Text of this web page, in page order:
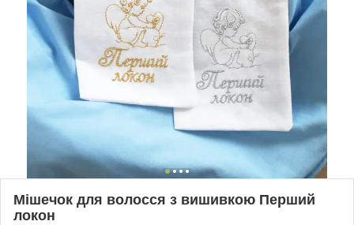
Мішечок для волосся з вишивкою Перший
локон